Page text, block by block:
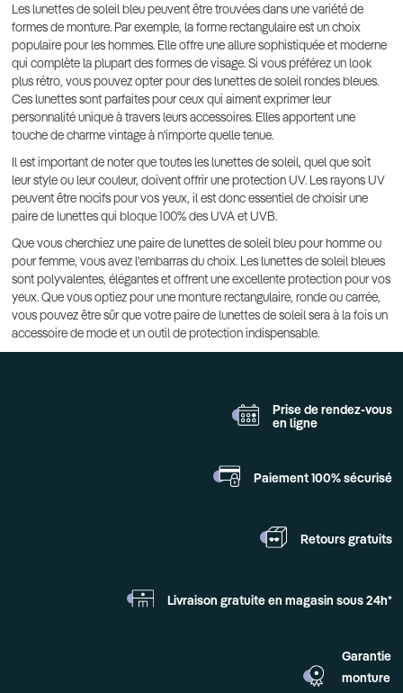
Les lunettes de soleil bleu peuvent être trouvées dans une variété de
formes de monture. Par exemple, la forme rectangulaire est un choix
populaire pour les hommes. Elle offre une allure sophistiquée et moderne
qui complète la plupart des formes de visage. Si vous préférez un look
plus rétro, vous pouvez opter pour des lunettes de soleil rondes bleues.
Ces lunettes sont parfaites pour ceux qui aiment exprimer leur
personnalité unique à travers leurs accessoires. Elles apportent une
touche de charme vintage à n'importe quelle tenue.
Il est important de noter que toutes les lunettes de soleil, quel que soit
leur style ou leur couleur, doivent offrir une protection UV. Les rayons UV
peuvent être nocifs pour vos yeux, il est donc essentiel de choisir une
paire de lunettes qui bloque 100% des UVA et UVB.
Que vous cherchiez une paire de lunettes de soleil bleu pour homme ou
pour femme, vous avez l'embarras du choix. Les lunettes de soleil bleues
sont polyvalentes, élégantes et offrent une excellente protection pour vos
yeux. Que vous optiez pour une monture rectangulaire, ronde ou carrée,
vous pouvez être sûr que votre paire de lunettes de soleil sera à la fois un
accessoire de mode et un outil de protection indispensable.
Prise de rendez-vous
en ligne
Paiement 100% sécurisé
Retours gratuits
Livraison gratuite en magasin sous 24h*
Garantie
monture